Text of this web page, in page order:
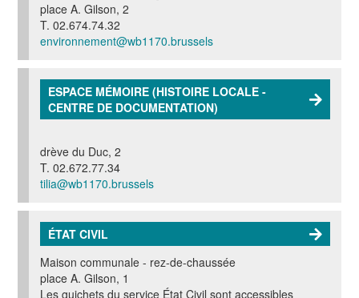
place A. Gilson, 2
T. 02.674.74.32
environnement@wb1170.brussels
ESPACE MÉMOIRE (HISTOIRE LOCALE -
CENTRE DE DOCUMENTATION)
drève du Duc, 2
T. 02.672.77.34
tilia@wb1170.brussels
ÉTAT CIVIL
Maison communale - rez-de-chaussée
place A. Gilson, 1
Les guichets du service État Civil sont accessibles